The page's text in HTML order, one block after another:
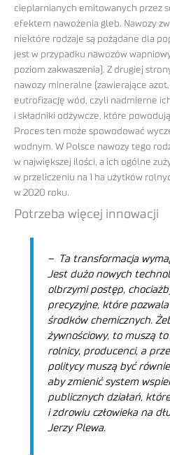
cieplarnianych emitowanych przez
efektem nawożenia gleb. Nawozy
niektóre rodzaje są pożądane dla
jest w przypadku nawozów
poziom zakwaszenia). Z drugiej
nawozy mineralne (zawierające
eutrofizację wód, czyli nadmierne
i składniki odżywcze, które
Proces ten może spowodować
wodnym. W Polsce nawozy tego
w największej ilości, a ich ogólne
w przeliczeniu na 1 ha użytków
w 2020 roku.
Potrzeba więcej innowacji
– Ta transformacja
Jest dużo nowych
olbrzymi postęp,
precyzyjne, które
środków chemicznych.
żywnościowy, to muszą
rolnicy, producenci, a
politycy muszą być
aby zmienić system
publicznych działań,
i zdrowiu człowieka na
Jerzy Plewa.